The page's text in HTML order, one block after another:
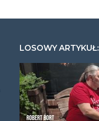
LOSOWY ARTYKUŁ: